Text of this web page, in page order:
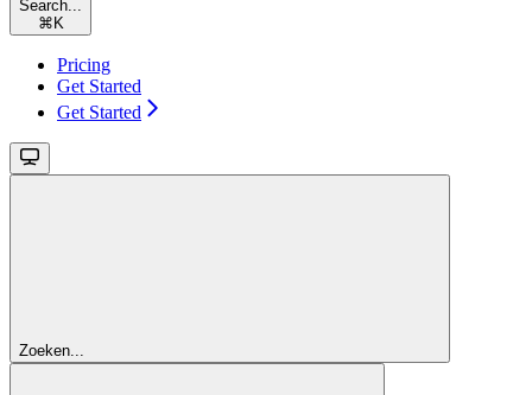
Search...
⌘ K
Pricing
Get Started
Get Started
Zoeken...